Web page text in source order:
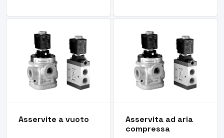
Asservite a vuoto
Asservita ad aria
compressa